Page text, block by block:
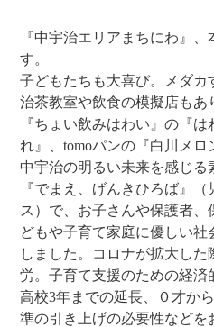
『中宇治エリアまちにわ』
す。
子どもたちも大喜び。メダカ
治茶教室や飲食の模擬店もあ
『ちょい飲みはわい』の『
れ』、tomoパンの『白川メロ
中宇治の明るい未来を感じる
『でまえ、げんきひろば』
ス）で、お子さんや保護者
どもや子育て家庭に優しい社
しました。コロナが拡大し
労。子育て支援のための経
高校3年までの延長、０才か
準の引き上げの必要性などを